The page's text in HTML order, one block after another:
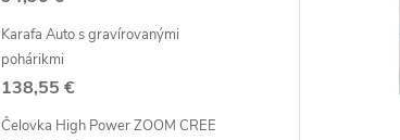
Karafa Auto s gravírovanými
pohárikmi
138,55 €
Čelovka High Power ZOOM CREE